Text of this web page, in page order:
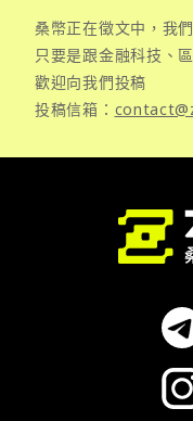
桑幣正在徵文中，我
只要是跟金融科技、
歡迎向我們投稿
投稿信箱：